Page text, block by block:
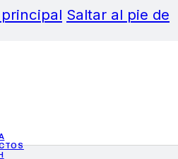
Saltar al pie de